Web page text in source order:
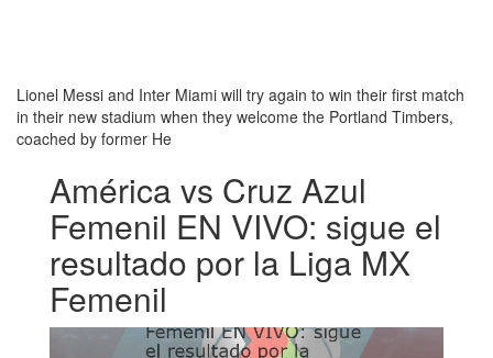
Lionel Messi and Inter Miami will try again to win their first match
in their new stadium when they welcome the Portland Timbers,
coached by former He
América vs Cruz Azul
Femenil EN VIVO: sigue el
resultado por la Liga MX
Femenil